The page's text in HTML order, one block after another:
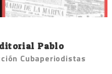
Pablo
Cubaperiodistas